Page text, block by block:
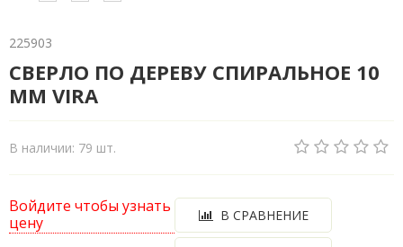
225903
СВЕРЛО ПО ДЕРЕВУ СПИРАЛЬНОЕ 10
ММ VIRA
В наличии: 79 шт.
Войдите чтобы узнать
цену
В СРАВНЕНИЕ